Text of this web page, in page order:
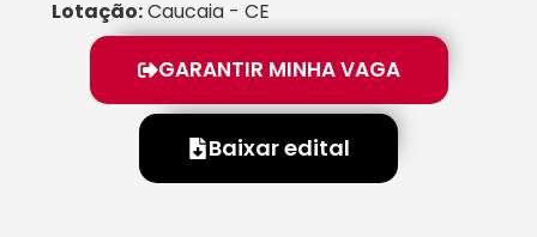
Lotação:Caucaia - CE
GARANTIR MINHA VAGA
Baixar edital